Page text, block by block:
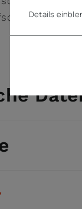
Details